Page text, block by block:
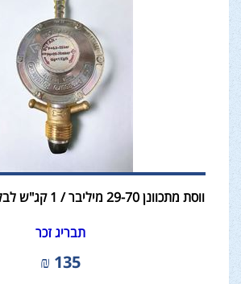
ווסת מתכוונן 29-70 מיליבר / 1 קג"ש לבלון גז - תבריג זכר
תבריג זכר
135
₪